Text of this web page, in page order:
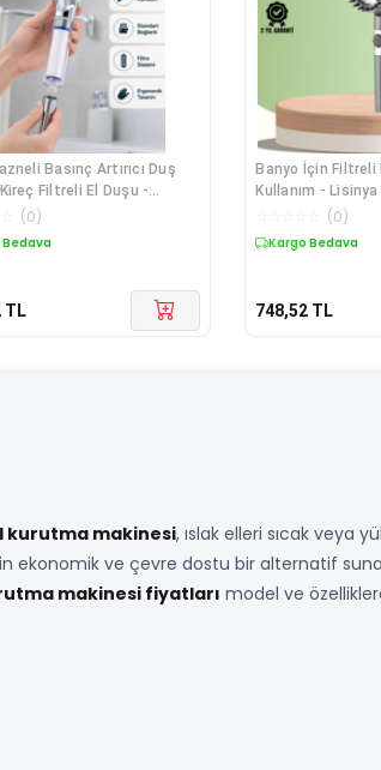
Basınç Artırıcı Duş
Kireç Filtreli El Duşu -
(0)
TL
Banyo İçin Filtreli
Kullanım - Lisinya
(0)
Kargo Bedava
748,52 TL
kurutma makinesi, ıslak elleri sıcak veya
ekonomik ve çevre dostu bir alternatif
makinesi fiyatları model ve